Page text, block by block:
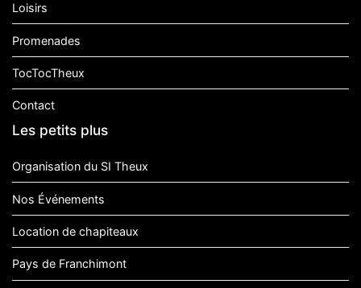
Loisirs
Promenades
TocTocTheux
Contact
Les petits plus
Organisation du SI Theux
Nos Événements
Location de chapiteaux
Pays de Franchimont